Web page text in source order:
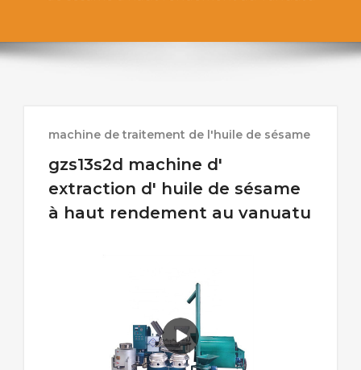
machine de traitement de l'huile de sésame
gzs13s2d machine d'
extraction d' huile de sésame
à haut rendement au vanuatu